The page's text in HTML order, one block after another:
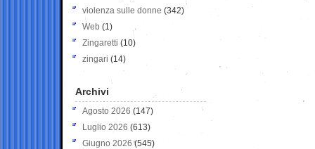
violenza sulle donne (342)
Web (1)
Zingaretti (10)
zingari (14)
Archivi
Agosto 2026 (147)
Luglio 2026 (613)
Giugno 2026 (545)